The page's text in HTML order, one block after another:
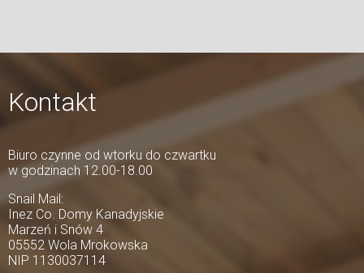
Kontakt
Biuro czynne od wtorku do czwartku
w godzinach 12.00-18.00
Snail Mail:
Inez Co. Domy Kanadyjskie
Marzeń i Snów 4
05552 Wola Mrokowska
NIP 1130037114